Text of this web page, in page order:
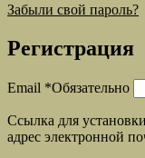
Забыли свой пароль?
Регистрация
Email *Обязательно
Ссылка для
адрес электронной